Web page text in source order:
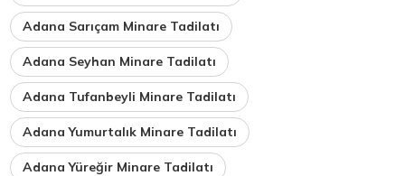
Adana Sarıçam Minare Tadilatı
Adana Seyhan Minare Tadilatı
Adana Tufanbeyli Minare Tadilatı
Adana Yumurtalık Minare Tadilatı
Adana Yüreğir Minare Tadilatı